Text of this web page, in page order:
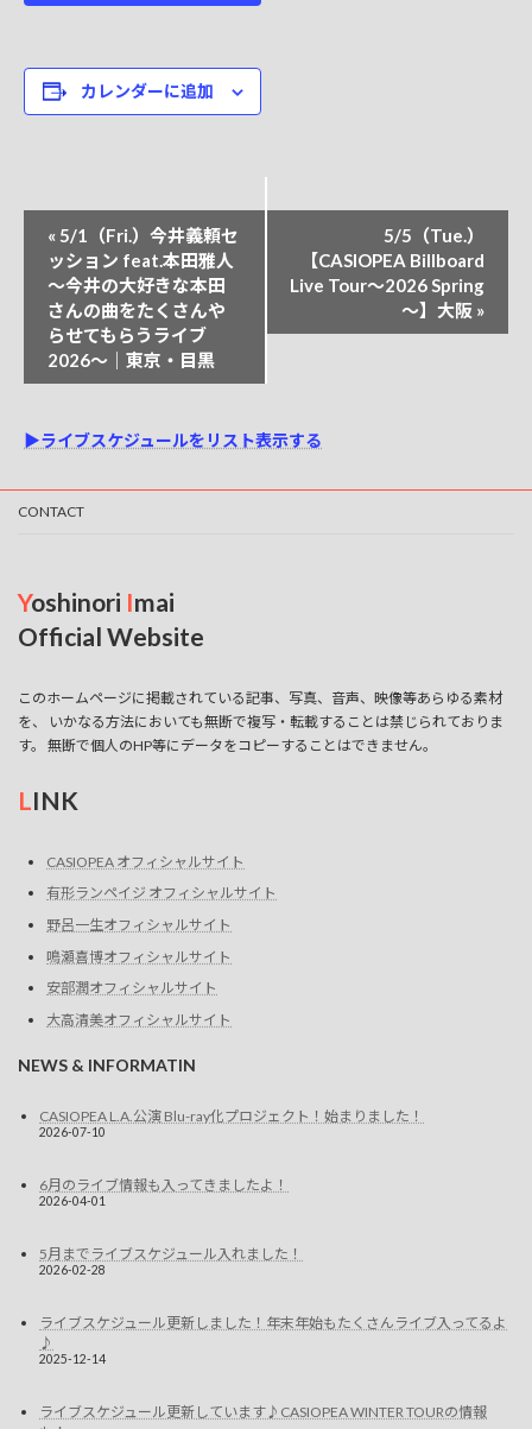
カレンダーに追加
ゲ
シ
« 5/1（Fri.）今井義頼セ
ッション feat.本田雅人
〜今井の大好きな本田
さんの曲をたくさんや
らせてもらうライブ
2026〜｜東京・目黒
5/5（Tue.）
【CASIOPEA Billboard
Live Tour～2026 Spring
～】大阪 »
▶ライブスケジュールをリスト表示する
CONTACT
Yoshinori Imai
Official Website
このホームページに掲載されている記事、写真、音声、映像等あらゆる素材
を、 いかなる方法においても無断で複写・転載することは禁じられておりま
す。 無断で個人のHP等にデータをコピーすることはできません。
LINK
CASIOPEA オフィシャルサイト
有形ランペイジ オフィシャルサイト
野呂一生オフィシャルサイト
鳴瀬喜博オフィシャルサイト
安部潤オフィシャルサイト
大高清美オフィシャルサイト
NEWS & INFORMATIN
CASIOPEA L.A.公演 Blu-ray化プロジェクト！始まりました！
2026-07-10
6月のライブ情報も入ってきましたよ！
2026-04-01
5月までライブスケジュール入れました！
2026-02-28
ライブスケジュール更新しました！年末年始もたくさんライブ入ってるよ
♪
2025-12-14
ライブスケジュール更新しています♪CASIOPEA WINTER TOURの情報